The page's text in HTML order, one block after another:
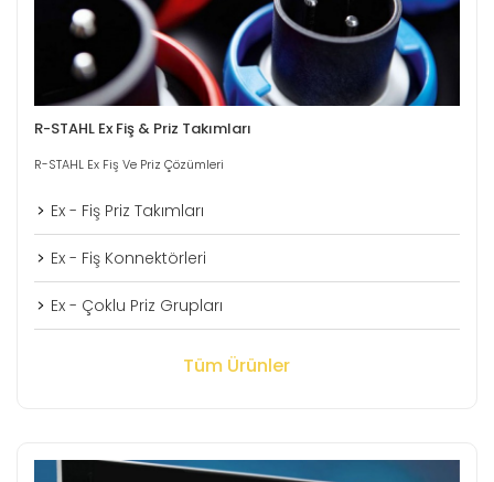
R-STAHL Ex Fiş & Priz Takımları
R-STAHL Ex Fiş Ve Priz Çözümleri
Ex - Fiş Priz Takımları
Ex - Fiş Konnektörleri
Ex - Çoklu Priz Grupları
Tüm Ürünler